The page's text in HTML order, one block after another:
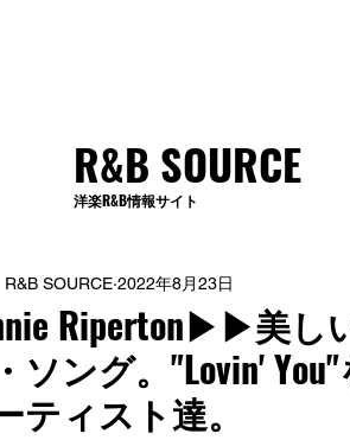
R&B SOURCE
洋楽R&B情報サイト
Riperton▶︎▶︎美し
ソング。"Lovin'
ティスト達。
R&B SOURCE 2022年8月23日